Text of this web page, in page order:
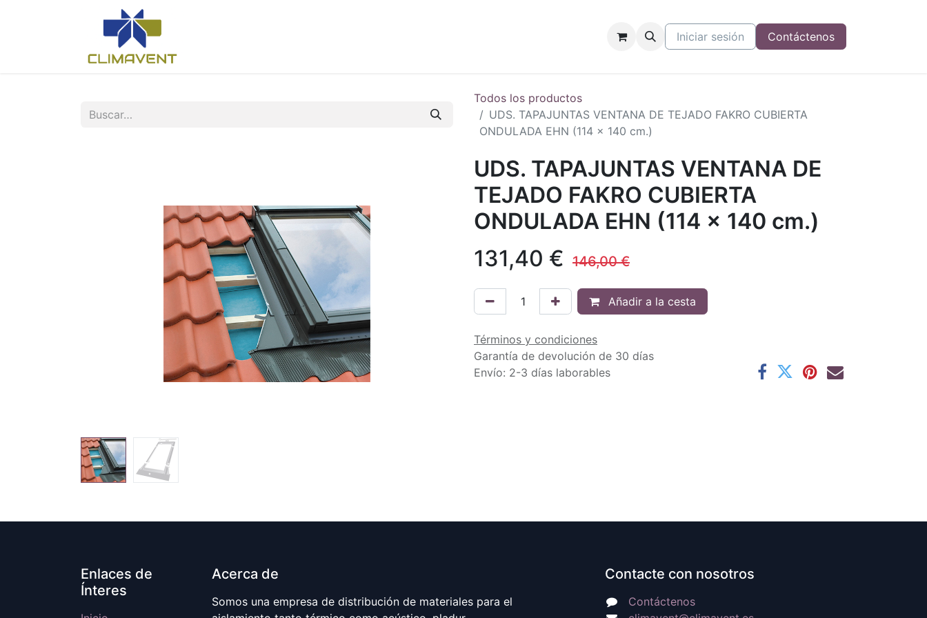
Iniciar sesión Contáctenos
Todos los productos
UDS. TAPAJUNTAS VENTANA DE TEJADO FAKRO CUBIERTA
ONDULADA EHN (114 x 140 cm.)
UDS. TAPAJUNTAS VENTANA DE
TEJADO FAKRO CUBIERTA
ONDULADA EHN (114 x 140 cm.)
131,40 € 146,00€
Añadir a la cesta
Términos y condiciones
Garantía de devolución de 30 días
Envío: 2-3 días laborables
Enlaces de
Ínteres
Acerca de
Somos una empresa de distribución de materiales para el
Contacte con nosotros
Contáctenos